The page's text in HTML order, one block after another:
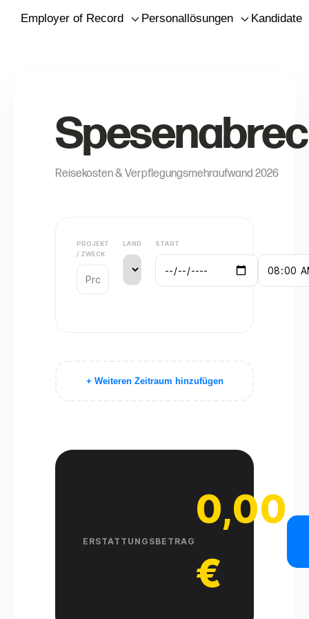
Employer of Record Personallösungen Kandidaten
Reisekosten & Verpflegungsmehraufwand 2026
PROJEKT
/ ZWECK
LAND START
+ Weiteren Zeitraum hinzufügen
ERSTATTUNGSBETRAG
0,00
€